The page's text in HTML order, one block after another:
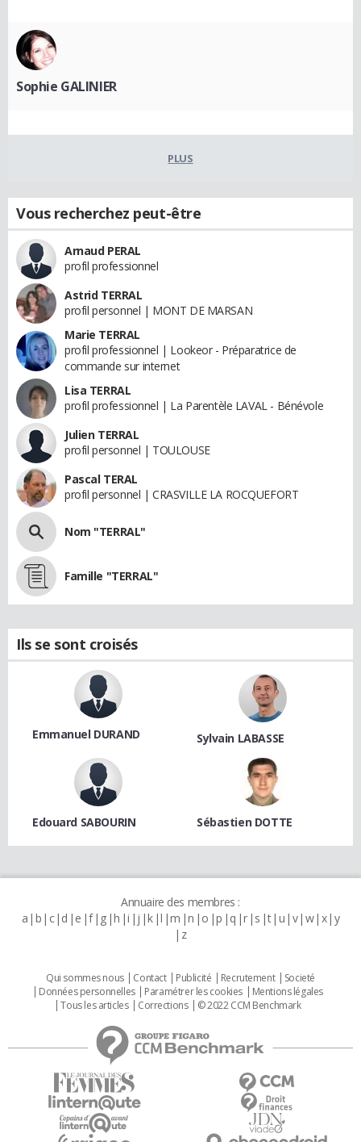
Sophie GALINIER
PLUS
Vous recherchez peut-être
Arnaud PERAL
profil professionnel
Astrid TERRAL
profil personnel | MONT DE MARSAN
Marie TERRAL
profil professionnel | Lookeor - Préparatrice de
commande sur internet
Lisa TERRAL
profil professionnel | La Parentèle LAVAL - Bénévole
Julien TERRAL
profil personnel | TOULOUSE
Pascal TERAL
profil personnel | CRASVILLE LA ROCQUEFORT
Nom "TERRAL"
Famille "TERRAL"
Ils se sont croisés
Emmanuel DURAND Sylvain LABASSE
Edouard SABOURIN Sébastien DOTTE
Annuaire des membres :
a b c d e f g h i j k l m n o p q r s t u v w x y
z
Qui sommes nous Contact Publicité Recrutement
Societé
Données personnelles
Paramétrer les cookies
Mentions légales
Tous les articles
Corrections © 2022 CCM Benchmark